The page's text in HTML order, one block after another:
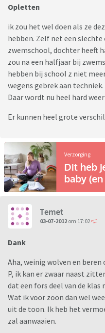
Opletten
ik zou het wel doen als ze
hebben. Zelf net een
zwemschool, dochter heeft
zou na een halfjaar bij
hebben bij school z niet
wegens gebrek aan techniek.
Daar wordt nu heel hard
Er kunnen heel grote
Verzorging
Dit heb
baby
Temet
03-07-2012 om 17:02
Dank
Aha, weinig wolven en beren
P, ik kan er zwaar naast
dat een fors deel van de
Wat ik voor zoon dan wel
uit de toon. Ik heb het
zal aanwaaien.